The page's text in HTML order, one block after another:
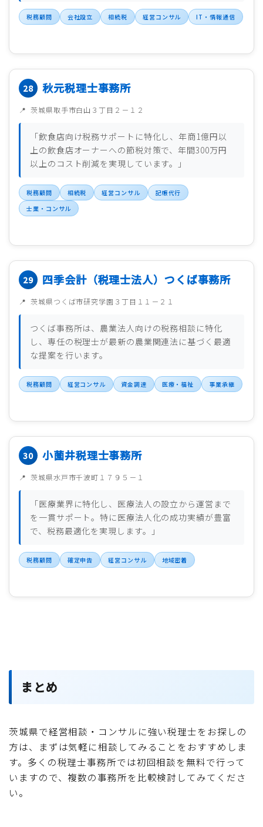
税務顧問 会社設立 相続税 経営コンサル IT・情報通信
秋元税理士事務所
茨城県取手市白山３丁目２－１２
「飲食店向け税務サポートに特化し、年商1億円以
上の飲食店オーナーへの節税対策で、年間300万円
以上のコスト削減を実現しています。」
税務顧問 相続税 経営コンサル
記帳代行
士業・コンサル
四季会計（税理士法人）つくば事務所
茨城県つくば市研究学園３丁目１１－２１
つくば事務所は、農業法人向けの税務相談に特化
し、専任の税理士が最新の農業関連法に基づく最適
な提案を行います。
税務顧問 経営コンサル 資金調達 医療・福祉 事業承継
小薗井税理士事務所
茨城県水戸市千波町１７９５－１
「医療業界に特化し、医療法人の設立から運営まで
を一貫サポート。特に医療法人化の成功実績が豊富
で、税務最適化を実現します。」
税務顧問 確定申告 経営コンサル 地域密着
まとめ
茨城県で経営相談・コンサルに強い税理士をお探しの
方は、まずは気軽に相談してみることをおすすめしま
す。多くの税理士事務所では初回相談を無料で行って
いますので、複数の事務所を比較検討してみてくださ
い。